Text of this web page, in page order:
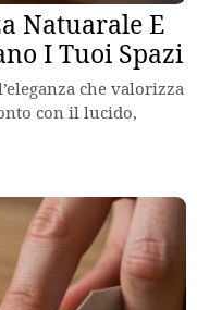
Natuarale E
I Tuoi Spazi
che valorizza
con il lucido,